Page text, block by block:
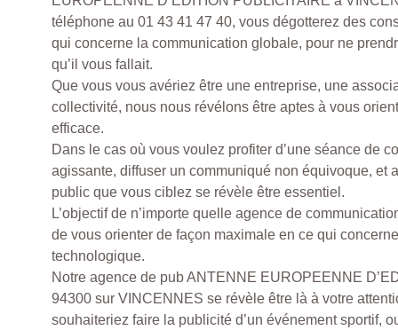
téléphone au 01 43 41 47 40, vous dégotterez des
qui concerne la communication globale, pour ne
qu’il vous fallait.
Que vous vous avériez être une entreprise, une
collectivité, nous nous révélons être aptes à vous
efficace.
Dans le cas où vous voulez profiter d’une séance de
agissante, diffuser un communiqué non équivoque, et
public que vous ciblez se révèle être essentiel.
L’objectif de n’importe quelle agence de
de vous orienter de façon maximale en ce qui
technologique.
Notre agence de pub ANTENNE EUROPEENNE
94300 sur VINCENNES se révèle être là à votre
souhaiteriez faire la publicité d’un événement sportif,